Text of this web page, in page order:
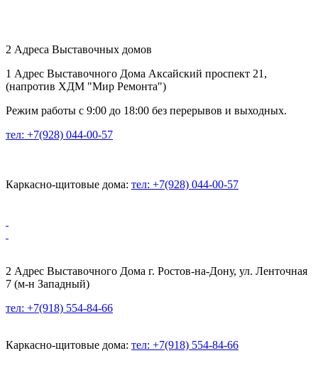
2 Адреса Выставочных домов
1 Адрес Выставочного Дома Аксайский проспект 21,
(напротив ХДМ "Мир Ремонта")
Режим работы с 9:00 до 18:00 без перерывов и выходных.
тел: +7(928) 044-00-57
Каркасно-щитовые дома: тел: +7(928) 044-00-57
2 Адрес Выставочного Дома г. Ростов-на-Дону, ул. Ленточная
7 (м-н Западный)
тел: +7(918) 554-84-66
Каркасно-щитовые дома: тел: +7(918) 554-84-66